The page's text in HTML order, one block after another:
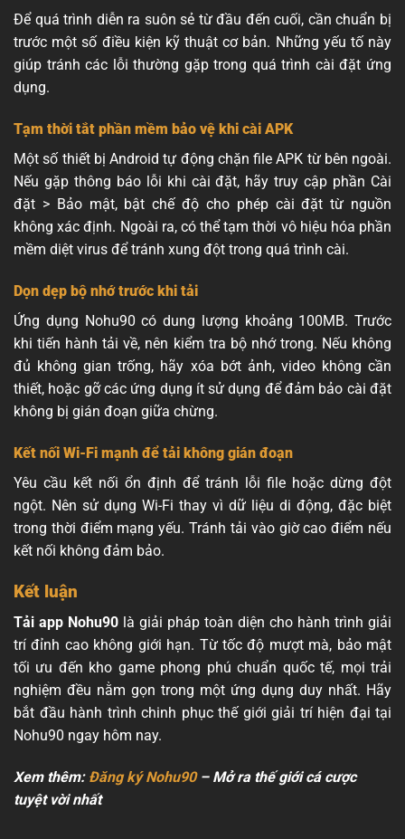
Để quá trình diễn ra suôn sẻ từ đầu đến cuối, cần chuẩn bị
trước một số điều kiện kỹ thuật cơ bản. Những yếu tố này
giúp tránh các lỗi thường gặp trong quá trình cài đặt ứng
dụng.
Tạm thời tắt phần mềm bảo vệ khi cài APK
Một số thiết bị Android tự động chặn file APK từ bên ngoài.
Nếu gặp thông báo lỗi khi cài đặt, hãy truy cập phần Cài
đặt > Bảo mật, bật chế độ cho phép cài đặt từ nguồn
không xác định. Ngoài ra, có thể tạm thời vô hiệu hóa phần
mềm diệt virus để tránh xung đột trong quá trình cài.
Dọn dẹp bộ nhớ trước khi tải
Ứng dụng Nohu90 có dung lượng khoảng 100MB. Trước
khi tiến hành tải về, nên kiểm tra bộ nhớ trong. Nếu không
đủ không gian trống, hãy xóa bớt ảnh, video không cần
thiết, hoặc gỡ các ứng dụng ít sử dụng để đảm bảo cài đặt
không bị gián đoạn giữa chừng.
Kết nối Wi-Fi mạnh để tải không gián đoạn
Yêu cầu kết nối ổn định để tránh lỗi file hoặc dừng đột
ngột. Nên sử dụng Wi-Fi thay vì dữ liệu di động, đặc biệt
trong thời điểm mạng yếu. Tránh tải vào giờ cao điểm nếu
kết nối không đảm bảo.
Kết luận
Tải app Nohu90 là giải pháp toàn diện cho hành trình giải
trí đỉnh cao không giới hạn. Từ tốc độ mượt mà, bảo mật
tối ưu đến kho game phong phú chuẩn quốc tế, mọi trải
nghiệm đều nằm gọn trong một ứng dụng duy nhất. Hãy
bắt đầu hành trình chinh phục thế giới giải trí hiện đại tại
Nohu90 ngay hôm nay.
Xem thêm: Đăng ký Nohu90– Mở ra thế giới cá cược
tuyệt vời nhất